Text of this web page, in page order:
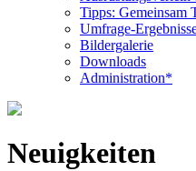
Tipps: Gemeinsam
Umfrage-
Bildergalerie
Downloads
Administration*
Neuigkeiten